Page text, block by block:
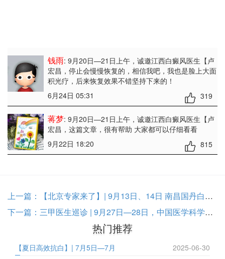
钱雨: 9月20日—21日上午，诚邀江西白癜风医生【卢
宏昌 ，停止会慢慢恢复的，相信我吧，我也是脸上大面
积光疗，后来恢复效果不错坚持下来的！
6月24日 05:31
319
蒋梦: 9月20日—21日上午，诚邀江西白癜风医生【卢
宏昌 ，这篇文章，很有帮助 大家都可以仔细看看
9月22日 18:20
815
上一篇：
【北京专家来了】| 9月13日、14日 南昌国丹白癜风
下一篇： 三甲医生巡诊 | 9月27日—28日，中国医学科学院皮
热门推荐
【夏日高效抗白】| 7月5日—7月
2025-06-30